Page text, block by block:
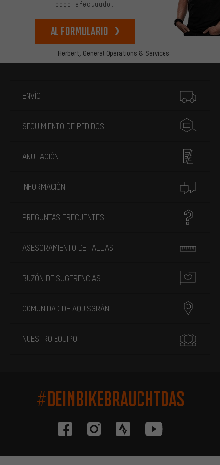
Herbert, General Operations & Services
pago efectuado.
Al formulario
ENVÍO
SEGUIMIENTO DE PEDIDOS
ANULACIÓN
INFORMACIÓN
PREGUNTAS FRECUENTES
ASESORAMIENTO DE TALLAS
BUZÓN DE SUGERENCIAS
COMUNIDAD DE AQUISGRÁN
NUESTRO EQUIPO
#DEINBIKEBRAUCHTDAS